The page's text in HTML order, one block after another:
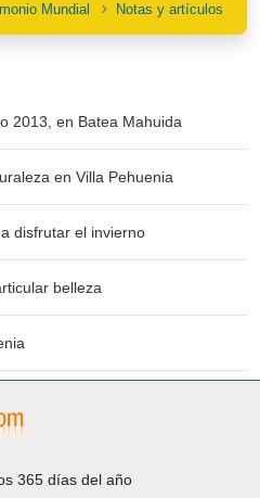
Mundial Notas y artículos
2013, en Batea Mahuida
en Villa Pehuenia
disfrutar el invierno
belleza
365 días del año